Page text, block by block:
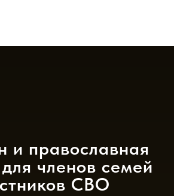
и православная
членов семей
СВО